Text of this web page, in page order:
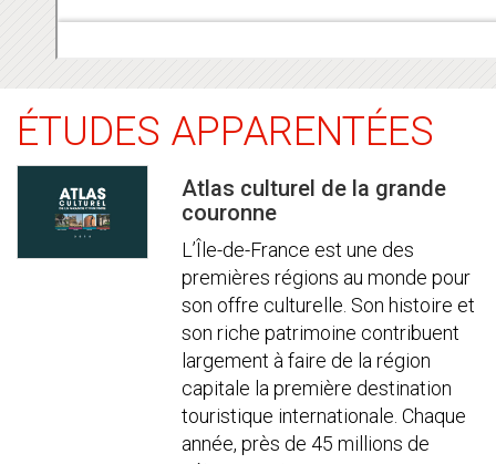
ÉTUDES APPARENTÉES
Atlas culturel de la grande
couronne
L’Île-de-France est une des
premières régions au monde pour
son offre culturelle. Son histoire et
son riche patrimoine contribuent
largement à faire de la région
capitale la première destination
touristique internationale. Chaque
année, près de 45 millions de